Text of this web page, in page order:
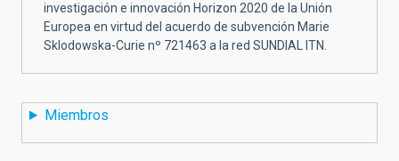
investigación e innovación Horizon 2020 de la Unión
Europea en virtud del acuerdo de subvención Marie
Sklodowska-Curie nº 721463 a la red SUNDIAL ITN.
Miembros